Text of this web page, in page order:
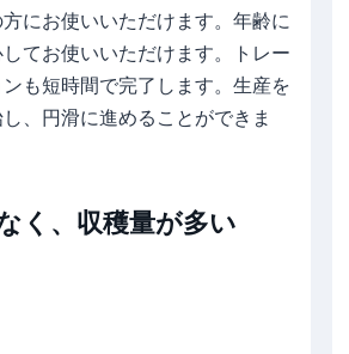
にお使いいただけます。年齢に
てお使いいただけます。トレー
も短時間で完了します。生産を
、円滑に進めることができま
く、収穫量が多い